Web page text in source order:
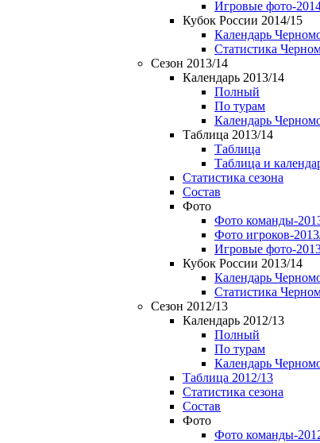
Игровые фото-
Кубок России 2014/15
Календарь
Статистика
Сезон 2013/14
Календарь 2013/14
Полный
По турам
Календарь
Таблица 2013/14
Таблица
Таблица и
Статистика сезона
Состав
Фото
Фото команды-
Фото игроков-
Игровые фото-
Кубок России 2013/14
Календарь
Статистика
Сезон 2012/13
Календарь 2012/13
Полный
По турам
Календарь
Таблица 2012/13
Статистика сезона
Состав
Фото
Фото команды-